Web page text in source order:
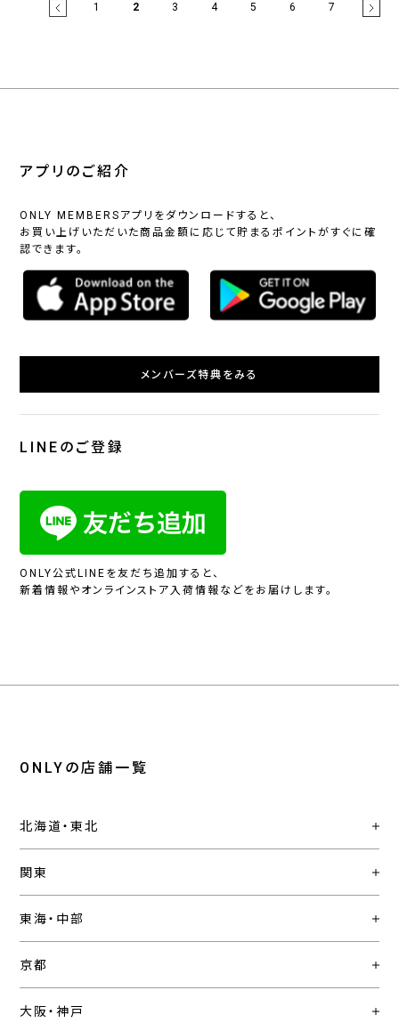
1 2 3 4 5 6 7
アプリのご紹介
ONLY MEMBERSアプリをダウンロードすると、
お買い上げいただいた商品金額に応じて貯まるポイントがすぐに確
認できます。
メンバーズ特典をみる
LINEのご登録
ONLY公式LINEを友だち追加すると、
新着情報やオンラインストア入荷情報などをお届けします。
ONLYの店舗一覧
北海道・東北
関東
東海・中部
京都
大阪・神戸